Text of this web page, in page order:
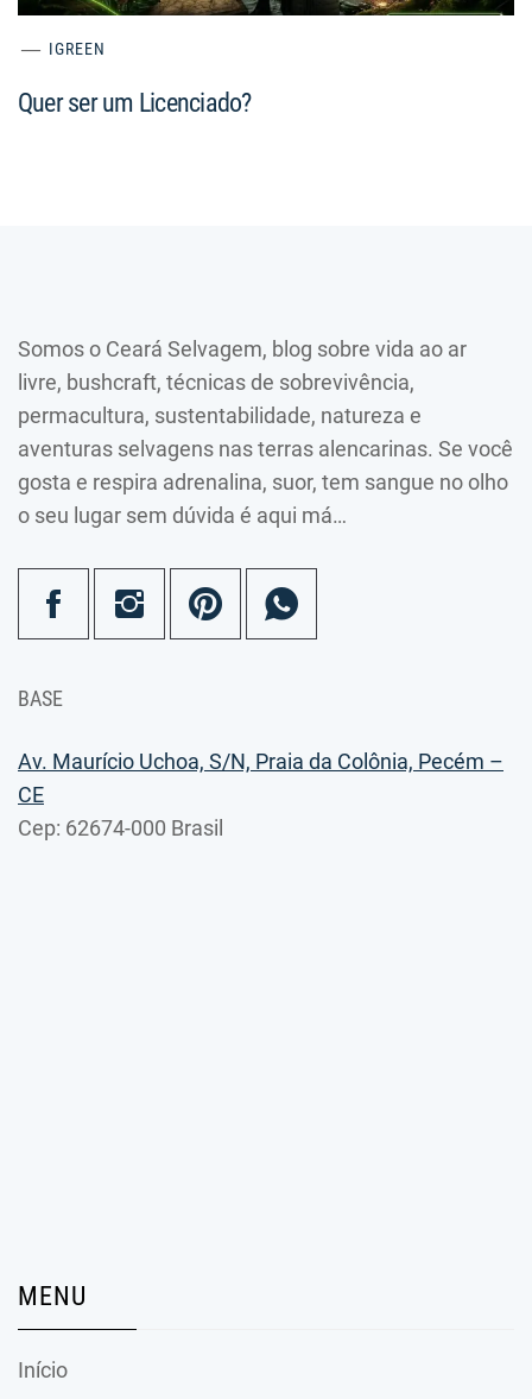
IGREEN
Quer ser um Licenciado?
Somos o Ceará Selvagem, blog sobre vida ao ar
livre, bushcraft, técnicas de sobrevivência,
permacultura, sustentabilidade, natureza e
aventuras selvagens nas terras alencarinas. Se você
gosta e respira adrenalina, suor, tem sangue no olho
o seu lugar sem dúvida é aqui má…
BASE
Av. Maurício Uchoa, S/N, Praia da Colônia, Pecém –
CE
Cep: 62674-000 Brasil
MENU
Início